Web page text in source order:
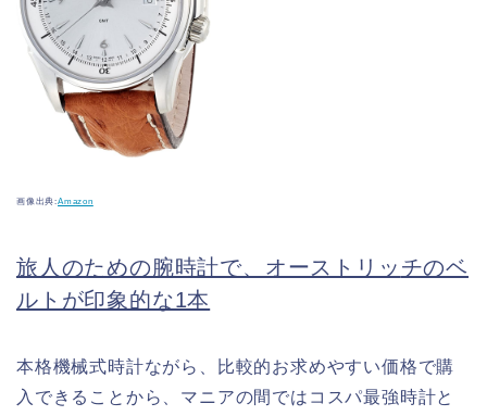
画像出典:Amazon
旅人のための腕時計で、オーストリッ チのベ
ルトが印象的な1本
本格機械式時計ながら、比較的お求めやすい価格で購
入できることから、マニアの間ではコスパ最強時計と